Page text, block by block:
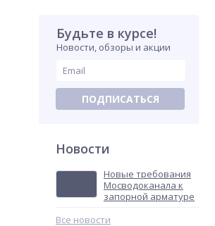
Будьте в курсе!
Новости, обзоры и акции
ПОДПИСАТЬСЯ
Новости
Новые требования
Мосводоканала к
запорной арматуре
Все новости